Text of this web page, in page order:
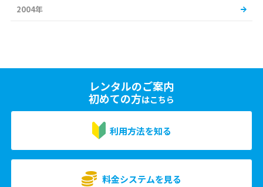
2004年
レンタルのご案内
初めての方はこちら
利用方法を知る
料金システムを見る